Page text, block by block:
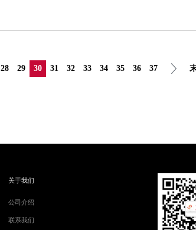
28 29 30 31 32 33 34 35 36 37
关于我们
公司介绍
联系我们